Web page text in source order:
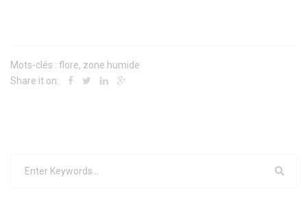
Mots-clés : flore, zone humide
Share it on: